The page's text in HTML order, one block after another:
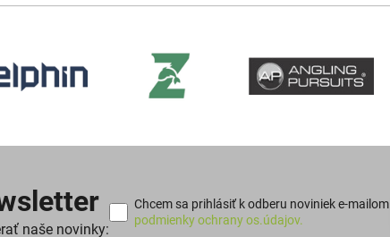
naše novinky:
Chcem sa prihlásiť k odberu noviniek e-mailom
podmienky ochrany os.údajov.